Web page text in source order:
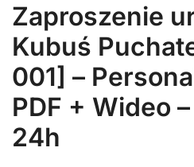
Zaproszenie
Kubuś
001] –
PDF + Wideo
24h